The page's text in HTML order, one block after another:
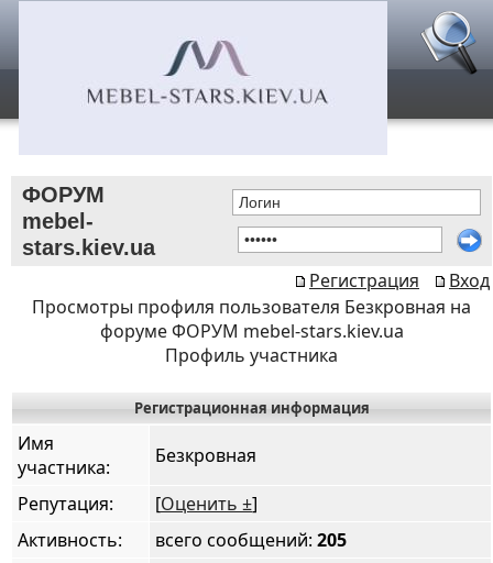
ФОРУМ
mebel-
stars.kiev.ua
Регистрация
Вход
Просмотры профиля пользователя Безкровная на
форуме ФОРУМ mebel-stars.kiev.ua
Профиль участника
Регистрационная информация
Имя
участника:
Безкровная
Репутация:
[Оценить ±]
Активность:
всего сообщений: 205